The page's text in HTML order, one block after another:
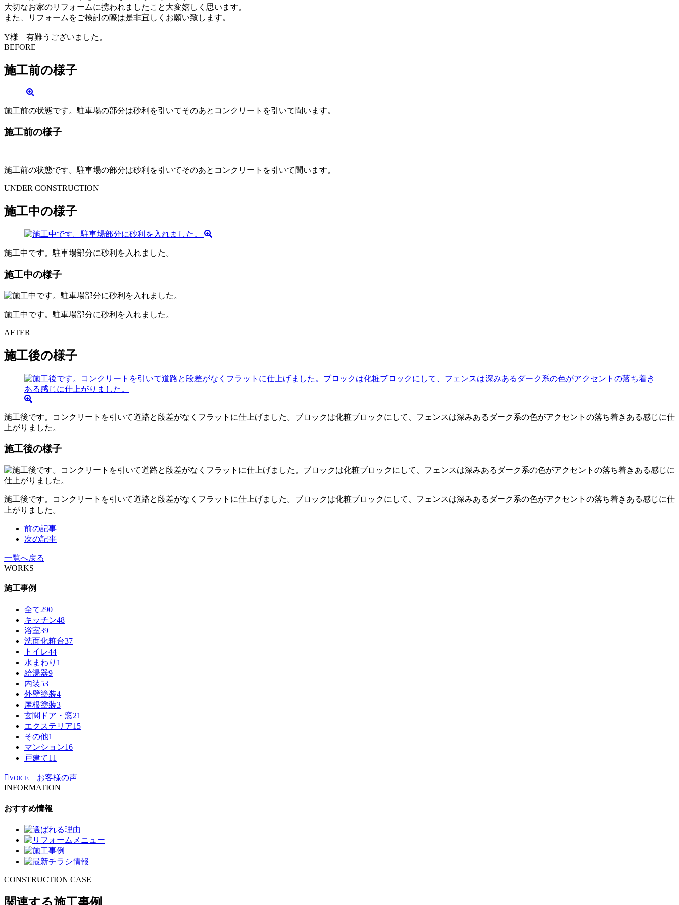
大切なお家のリフォームに携われましたこと大変嬉しく思います。
また、リフォームをご検討の際は是非宜しくお願い致します。
Y様 有難うございました。
BEFORE
施工前の様子
施工前の状態です。駐車場の部分は砂利を引いてそのあとコンクリートを引いて聞います。
施工前の様子
施工前の状態です。駐車場の部分は砂利を引いてそのあとコンクリートを引いて聞います。
UNDER CONSTRUCTION
施工中の様子
施工中です。駐車場部分に砂利を入れました。
施工中の様子
施工中です。駐車場部分に砂利を入れました。
AFTER
施工後の様子
施工後です。コンクリートを引いて道路と段差がなくフラットに仕上げました。ブロックは化粧ブロックにして、フェンスは深みあるダーク系の色がアクセントの落ち着きある感じに仕
上がりました。
施工後の様子
施工後です。コンクリートを引いて道路と段差がなくフラットに仕上げました。ブロックは化粧ブロックにして、フェンスは深みあるダーク系の色がアクセントの落ち着きある感じに仕
上がりました。
前の記事
次の記事
一覧へ戻る
WORKS
施工事例
全て290
キッチン48
浴室39
洗面化粧台37
トイレ44
水まわり 1
給湯器9
内装53
外壁塗装4
屋根塗装3
玄関ドア・窓21
エクステリア15
その他1
マンション16
戸建て11
VOICE
お客様の声
INFORMATION
おすすめ情報
CONSTRUCTION CASE